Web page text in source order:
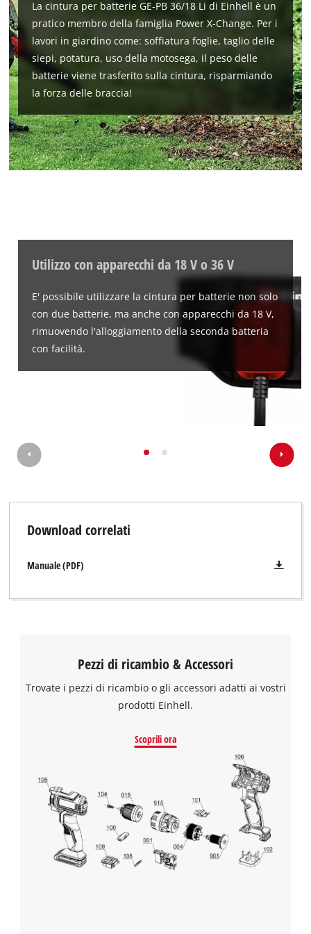
the site with their CMP to add this content
to the list of technologies used.
Powered byUsercentrics Consent
Management Platform
La cintura per batterie GE-PB 36/18 Li di Einhell è un
pratico membro della famiglia Power X-Change. Per i
lavori in giardino come: soffiatura foglie, taglio delle
siepi, potatura, uso della motosega, il peso delle
batterie viene trasferito sulla cintura, risparmiando
la forza delle braccia!
Utilizzo con apparecchi da 18 V o 36 V
E' possibile utilizzare la cintura per batterie non solo
con due batterie, ma anche con apparecchi da 18 V,
rimuovendo l'alloggiamento della seconda batteria
con facilità.
Download correlati
Manuale (PDF)
Pezzi di ricambio & Accessori
Trovate i pezzi di ricambio o gli accessori adatti ai vostri
prodotti Einhell.
Scoprili ora